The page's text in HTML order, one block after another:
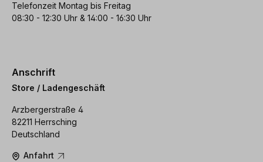
Telefonzeit Montag bis Freitag
08:30 - 12:30 Uhr & 14:00 - 16:30 Uhr
Anschrift
Store / Ladengeschäft
Arzbergerstraße 4
82211 Herrsching
Deutschland
Anfahrt